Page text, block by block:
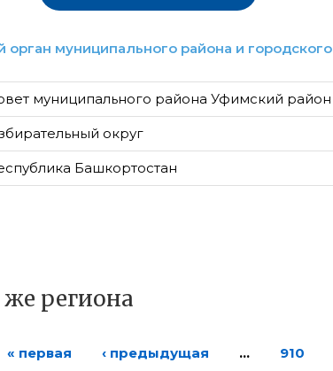
орган муниципального района и городского
муниципального района Уфимский район
округ
Башкортостан
региона
« первая ‹ предыдущая … 910